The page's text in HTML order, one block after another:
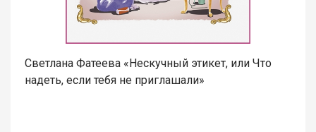
Светлана Фатеева «Нескучный этикет, или Что
надеть, если тебя не приглашали»